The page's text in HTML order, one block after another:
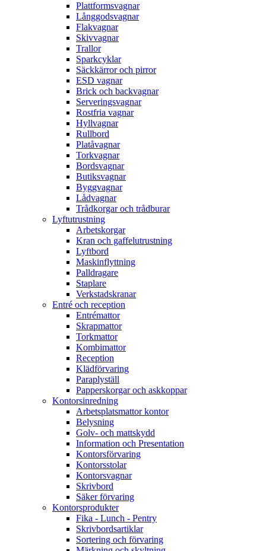
Plattformsvagnar
Långgodsvagnar
Flakvagnar
Skivvagnar
Trallor
Sparkcyklar
Säckkärror och pirror
ESD vagnar
Brick och backvagnar
Serveringsvagnar
Rostfria vagnar
Hyllvagnar
Rullbord
Platåvagnar
Torkvagnar
Bordsvagnar
Butiksvagnar
Byggvagnar
Lådvagnar
Trådkorgar och trådburar
Lyftutrustning
Arbetskorgar
Kran och gaffelutrustning
Lyftbord
Maskinflyttning
Palldragare
Staplare
Verkstadskranar
Entré och reception
Entrémattor
Skrapmattor
Torkmattor
Kombimattor
Reception
Klädförvaring
Paraplyställ
Papperskorgar och askkoppar
Kontorsinredning
Arbetsplatsmattor kontor
Belysning
Golv- och mattskydd
Information och Presentation
Kontorsförvaring
Kontorsstolar
Kontorsvagnar
Skrivbord
Säker förvaring
Kontorsprodukter
Fika - Lunch - Pentry
Skrivbordsartiklar
Sortering och förvaring